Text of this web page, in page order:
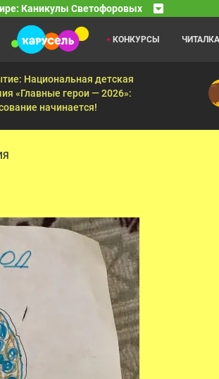
Каникулы Светофоровых
и почему?
году телеканалу «Карусель» исполняется
КОНКУРСЫ ЧИТАЛКА
Национальная детская
«Главные герои — 2026»:
начинается!